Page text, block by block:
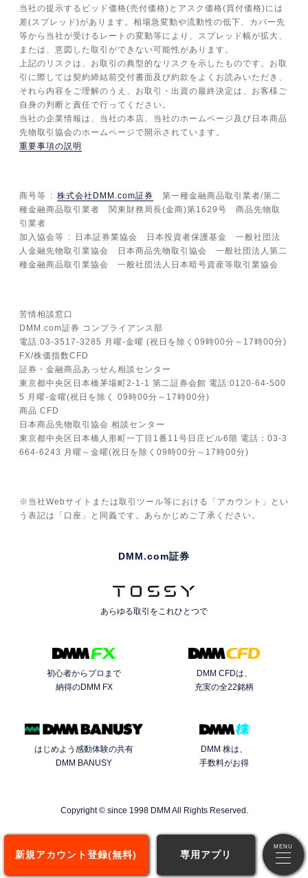
新規アカウント登録(無料) 専用アプリ
当社の提示するビッド価格(売付価格)とアスク価格(買付価格)には
差(スプレッド)があります。相場急変動や流動性の低下、カバー先
等から当社が受けるレートの変動等により、スプレッド幅が拡大、
または、意図した取引ができない可能性があります。
上記のリスクは、お取引の典型的なリスクを示したものです。お取
引に際しては契約締結前交付書面及び約款をよくお読みいただき、
それら内容をご理解のうえ、お取引・出資の最終決定は、お客様ご
自身の判断と責任で行ってください。
当社の企業情報は、当社の本店、当社のホームページ及び日本商品
先物取引協会のホームページで開示されています。
重要事項の説明
商号等 株式会社DMM.com証券 第一種金融商品取引業者/第二
種金融商品取引業者 関東財務局長(金商)第1629号 商品先物取
引業者
加入協会等
日本証券業協会 日本投資者保護基金 一般社団法
人金融先物取引業協会 日本商品先物取引協会 一般社団法人第二
種金融商品取引業協会 一般社団法人日本暗号資産等取引業協会
苦情相談窓口
DMM.com証券 コンプライアンス部
電話:03-3517-3285 月曜-金曜 (祝日を除く09時00分～17時00分)
FX/株価指数CFD
証券・金融商品あっせん相談センター
東京都中央区日本橋茅場町2-1-1 第二証券会館 電話:0120-64-500
5 月曜-金曜(祝日を除く 09時00分～17時00分)
商品 CFD
日本商品先物取引協会 相談センター
東京都中央区日本橋人形町一丁目1番11号日庄ビル6階 電話：03-3
664-6243 月曜～金曜(祝日を除く09時00分～17時00分)
※当社Webサイトまたは取引ツール等における「アカウント」とい
う表記は「口座」と同義です。あらかじめご了承ください。
DMM.com証券
あらゆる取引をこれひとつで
初心者からプロまで
納得のDMM FX
DMM CFDは、
充実の全22銘柄
はじめよう感動体験の共有
DMM BANUSY
DMM 株は、
手数料がお得
Copyright © since 1998 DMM All Rights Reserved.